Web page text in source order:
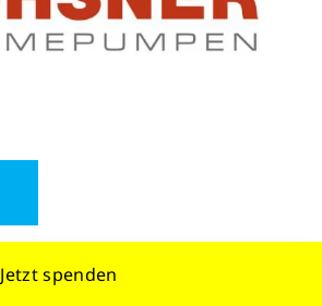
Jetztspenden